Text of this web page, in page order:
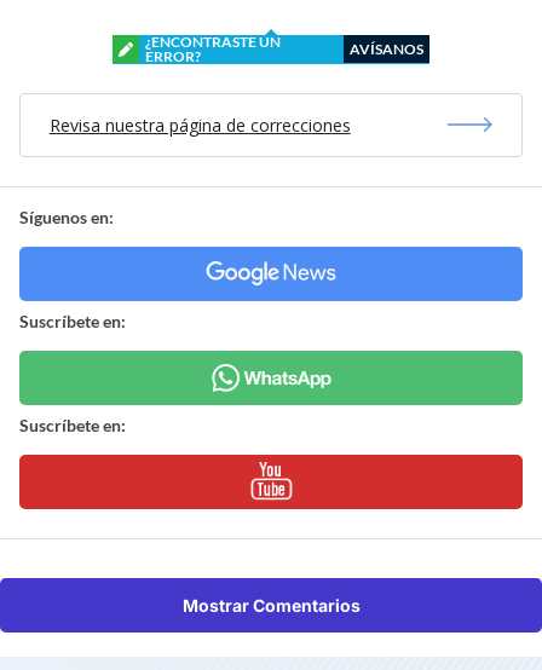
¿ENCONTRASTE UN
ERROR?
AVÍSANOS
Revisa nuestra página de correcciones
Síguenos en:
Suscríbete en:
Suscríbete en:
Mostrar Comentarios